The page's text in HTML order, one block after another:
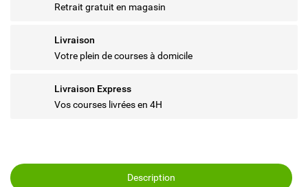
Retrait gratuit en magasin
Livraison
Votre plein de courses à domicile
Livraison Express
Vos courses livrées en 4H
Description